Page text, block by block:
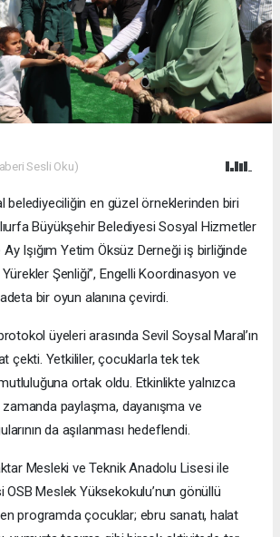
Sesli Oku)
belediyeciliğin en güzel örneklerinden biri
Büyükşehir Belediyesi Sosyal Hizmetler
Ay Işığım Yetim Öksüz Derneği iş birliğinde
Şenliği”, Engelli Koordinasyon ve
bir oyun alanına çevirdi.
üyeleri arasında Sevil Soysal Maral’ın
çekti. Yetkililer, çocuklarla tek tek
ortak oldu. Etkinlikte yalnızca
zamanda paylaşma, dayanışma ve
da aşılanması hedeflendi.
Mesleki ve Teknik Anadolu Lisesi ile
OSB Meslek Yüksekokulu’nun gönüllü
programda çocuklar; ebru sanatı, halat